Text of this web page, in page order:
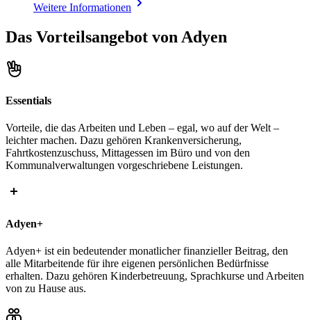
Weitere Informationen
Das Vorteilsangebot von Adyen
Essentials
Vorteile, die das Arbeiten und Leben – egal, wo auf der Welt –
leichter machen. Dazu gehören Krankenversicherung,
Fahrtkostenzuschuss, Mittagessen im Büro und von den
Kommunalverwaltungen vorgeschriebene Leistungen.
Adyen+
Adyen+ ist ein bedeutender monatlicher finanzieller Beitrag, den
alle Mitarbeitende für ihre eigenen persönlichen Bedürfnisse
erhalten. Dazu gehören Kinderbetreuung, Sprachkurse und Arbeiten
von zu Hause aus.